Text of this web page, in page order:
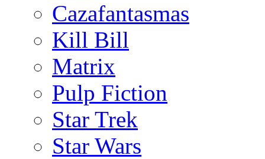
Cazafantasmas
Kill Bill
Matrix
Pulp Fiction
Star Trek
Star Wars